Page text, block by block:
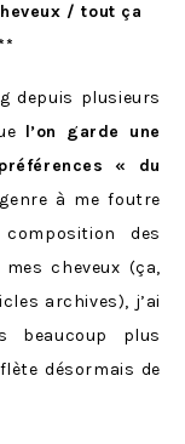
/ tout ça
depuis plusieurs
l’on garde une
« du
à me foutre
des
cheveux (ça,
archives), j’ai
beaucoup plus
désormais de